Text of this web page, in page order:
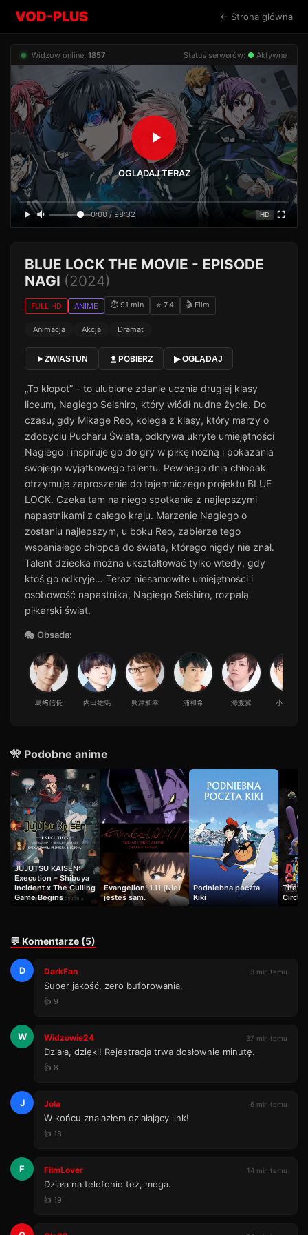
VOD-PLUS ← Strona główna
Widzów online: 1857 Status serwerów: ● Aktywne
OGLĄDAJ TERAZ
0:00 / 98:32 HD
BLUE LOCK THE MOVIE - EPISODE
NAGI (2024)
FULL HD ANIME ⏱ 91 min ⭐ 7.4 🎬 Film
Animacja Akcja Dramat
ZWIASTUN POBIERZ ▶ OGLĄDAJ
„To kłopot” – to ulubione zdanie ucznia drugiej klasy
liceum, Nagiego Seishiro, który wiódł nudne życie. Do
czasu, gdy Mikage Reo, kolega z klasy, który marzy o
zdobyciu Pucharu Świata, odkrywa ukryte umiejętności
Nagiego i inspiruje go do gry w piłkę nożną i pokazania
swojego wyjątkowego talentu. Pewnego dnia chłopak
otrzymuje zaproszenie do tajemniczego projektu BLUE
LOCK. Czeka tam na niego spotkanie z najlepszymi
napastnikami z całego kraju. Marzenie Nagiego o
zostaniu najlepszym, u boku Reo, zabierze tego
wspaniałego chłopca do świata, którego nigdy nie znał.
Talent dziecka można ukształtować tylko wtedy, gdy
ktoś go odkryje… Teraz niesamowite umiejętności i
osobowość napastnika, Nagiego Seishiro, rozpalą
piłkarski świat.
🎭 Obsada:
島﨑信長 内田雄馬 興津和幸 浦和希 海渡翼 小野友樹
🎌 Podobne anime
JUJUTSU KAISEN:
Execution – Shibuya
Incident x The Culling
Game Begins
Evangelion: 1.11 (Nie)
jesteś sam.
Podniebna poczta
Kiki
The
💬 Komentarze (5)
D DarkFan 3 min temu
Super jakość, zero buforowania.
👍 9
W Widzowie24 37 min temu
Działa, dzięki! Rejestracja trwa dosłownie minutę.
👍 8
J Jola 6 min temu
W końcu znalazłem działający link!
👍 18
F FilmLover 14 min temu
Działa na telefonie też, mega.
👍 19